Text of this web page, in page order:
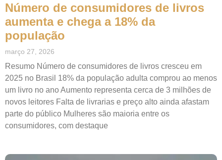
Número de consumidores de livros
aumenta e chega a 18% da
população
março 27, 2026
Resumo Número de consumidores de livros cresceu em
2025 no Brasil 18% da população adulta comprou ao menos
um livro no ano Aumento representa cerca de 3 milhões de
novos leitores Falta de livrarias e preço alto ainda afastam
parte do público Mulheres são maioria entre os
consumidores, com destaque